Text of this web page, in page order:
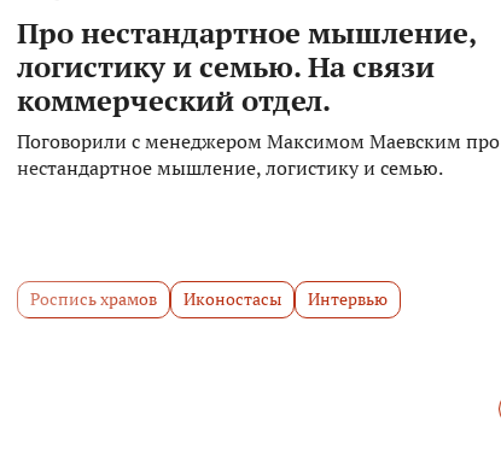
Про нестандартное мышление,
логистику и семью. На связи
коммерческий отдел.
Поговорили с менеджером Максимом Маевским про
нестандартное мышление, логистику и семью.
Роспись храмов Иконостасы Интервью